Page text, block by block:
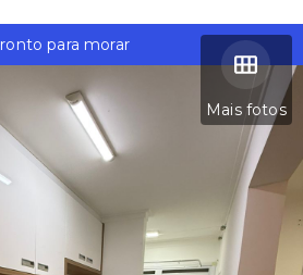
Mais fotos
para morar